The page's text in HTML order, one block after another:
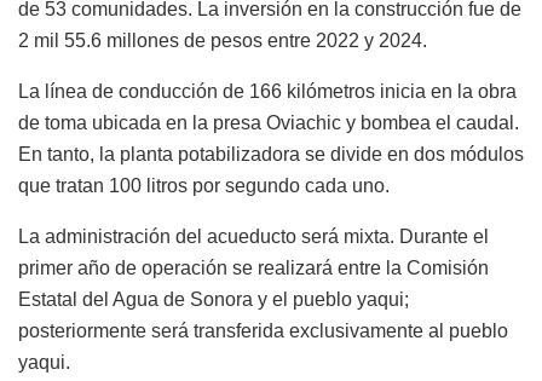
de 53 comunidades. La inversión en la construcción fue de
2 mil 55.6 millones de pesos entre 2022 y 2024.
La línea de conducción de 166 kilómetros inicia en la obra
de toma ubicada en la presa Oviachic y bombea el caudal.
En tanto, la planta potabilizadora se divide en dos módulos
que tratan 100 litros por segundo cada uno.
La administración del acueducto será mixta. Durante el
primer año de operación se realizará entre la Comisión
Estatal del Agua de Sonora y el pueblo yaqui;
posteriormente será transferida exclusivamente al pueblo
yaqui.